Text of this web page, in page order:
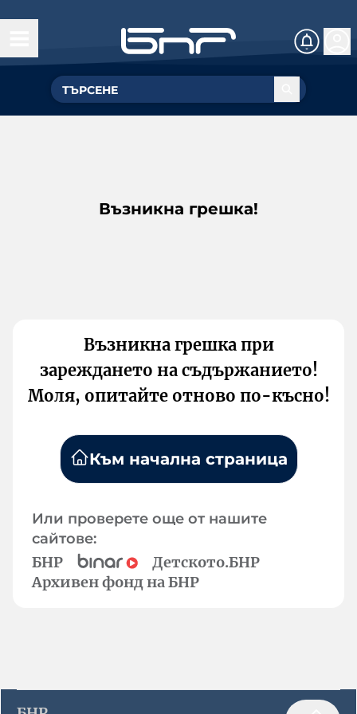
Възникна грешка!
Възникна грешка при
зареждането на съдържанието!
Моля, опитайте отново по-късно!
Към начална страница
Или проверете още от нашите
сайтове:
БНР
Детското.БНР
Архивен фонд на БНР